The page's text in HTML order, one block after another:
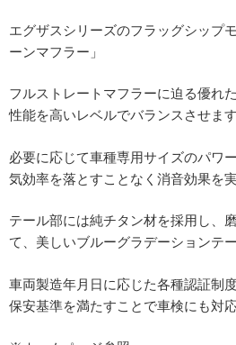
エグザスシリーズのフラッグシップ
ーンマフラー」
フルストレートマフラーに迫る優れ
性能を高いレベルでバランスさせます
必要に応じて車種専用サイズのパワ
気効率を落とすことなく消音効果を
テール部には純チタン材を採用し、
て、美しいブルーグラデーションテー
車両製造年月日に応じた各種認証制
保安基準を満たすことで車検にも対応